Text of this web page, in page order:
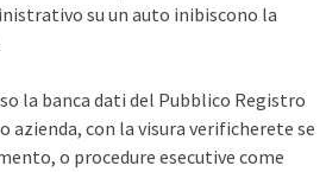
su un auto inibiscono la
la banca dati del Pubblico Registro
con la visura verificherete se
o procedure esecutive come